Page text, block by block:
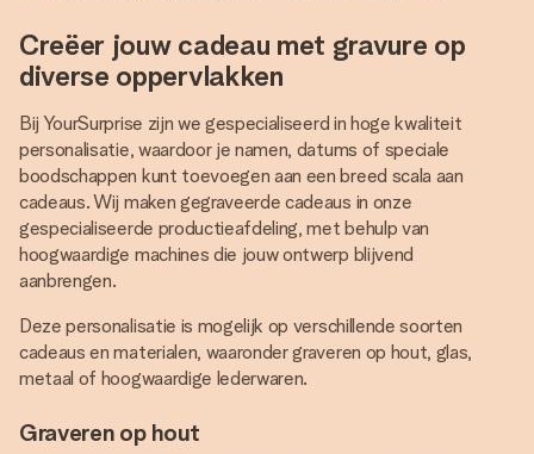
Creëer jouw cadeau met gravure op
diverse oppervlakken
Bij YourSurprise zijn we gespecialiseerd in hoge kwaliteit
personalisatie, waardoor je namen, datums of speciale
boodschappen kunt toevoegen aan een breed scala aan
cadeaus. Wij maken gegraveerde cadeaus in onze
gespecialiseerde productieafdeling, met behulp van
hoogwaardige machines die jouw ontwerp blijvend
aanbrengen.
Deze personalisatie is mogelijk op verschillende soorten
cadeaus en materialen, waaronder graveren op hout, glas,
metaal of hoogwaardige lederwaren.
Graveren op hout